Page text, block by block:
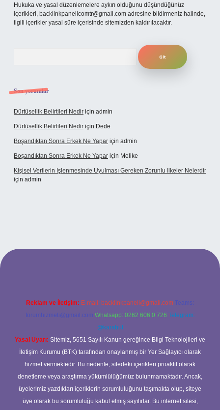
Hukuka ve yasal düzenlemelere aykırı olduğunu düşündüğünüz
içerikleri, backlinkpanelicomtr@gmail.com adresine bildirmeniz halinde,
ilgili içerikler yasal süre içerisinde sitemizden kaldırılacaktır.
Son yorumlar
Dürtüsellik Belirtileri Nedir için admin
Dürtüsellik Belirtileri Nedir için Dede
Boşandıktan Sonra Erkek Ne Yapar için admin
Boşandıktan Sonra Erkek Ne Yapar için Melike
Kişisel Verilerin Işlenmesinde Uyulması Gereken Zorunlu Ilkeler Nelerdir
için admin
Reklam ve İletişim: E-mail: backlinkpaneli@gmail.com Teams:
forumhizmeti@gmail.com Whatsapp: 0262 606 0 726 Telegram:
@karabul
Yasal Uyarı: Sitemiz, 5651 Sayılı Kanun gereğince Bilgi Teknolojileri ve
İletişim Kurumu (BTK) tarafından onaylanmış bir Yer Sağlayıcı olarak
hizmet vermektedir. Bu nedenle, sitedeki içerikleri proaktif olarak
denetleme veya araştırma yükümlülüğümüz bulunmamaktadır. Ancak,
üyelerimiz yazdıkları içeriklerin sorumluluğunu taşımakta olup, siteye
üye olarak bu sorumluluğu kabul etmiş sayılırlar. Bu internet sitesi,